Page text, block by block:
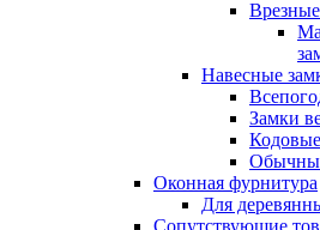
Навесные
Замки
Оконная фурнитура
Для